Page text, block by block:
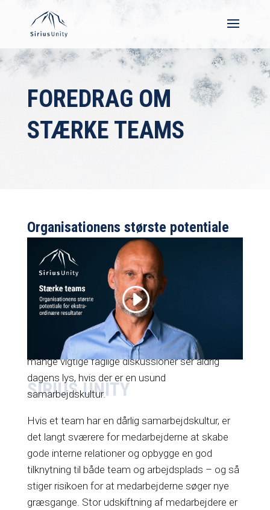
FOREDRAG OM
STÆRKE TEAMS
SIRIUS UNITY
Organisationens største potentiale
for ekstraordinære resultater
Effektivitet hænger sammen med trivslen i
teamet og samarbejdskulturen i jeres
organisation er afgørende for, hvordan jeres
teams og medarbejdere performer.
Alt for mange teams bliver ineffektive, og alt for
mange vigtige faglige diskussioner ser aldrig
dagens lys, hvis der er en usund
samarbejdskultur.
Hvis et team har en dårlig samarbejdskultur, er
det langt sværere for medarbejderne at skabe
gode interne relationer og opbygge en god
tilknytning til både team og arbejdsplads – og så
stiger risikoen for at medarbejderne søger nye
græsgange. Stor udskiftning af medarbejdere er